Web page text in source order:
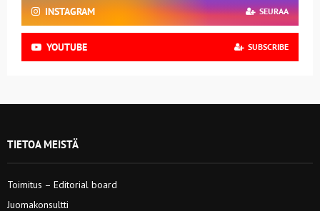
INSTAGRAM SEURAA
YOUTUBE SUBSCRIBE
TIETOA MEISTÄ
Toimitus – Editorial board
Juomakonsultti